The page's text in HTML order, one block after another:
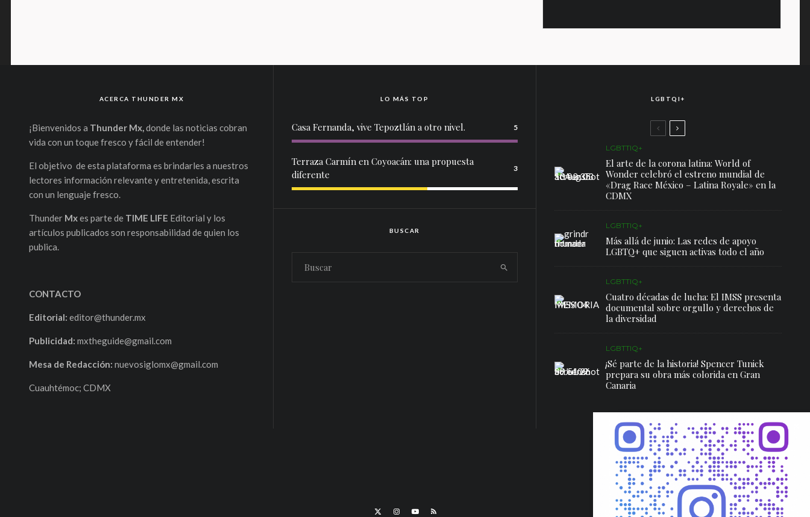
ACERCA THUNDER MX
¡Bienvenidos a Thunder Mx,donde las noticias cobran
vida con un toque fresco y fácil de entender!
El objetivo de esta plataforma es brindarles a nuestros
lectores información relevante y entretenida, escrita
con un lenguaje fresco.
ThunderMxes parte de TIME LIFE Editorial y los
artículos publicados son responsabilidad de quien los
publica.
CONTACTO
Editorial: editor@thunder.mx
Publicidad: mxtheguide@gmail.com
Mesa de Redacción: nuevosiglomx@gmail.com
Cuauhtémoc; CDMX
LO MÁS TOP
Casa Fernanda, vive Tepoztlán a otro nivel. 5
Terraza Carmín en Coyoacán: una propuesta
diferente
3
BUSCAR
LGBTQI+
LGBTTIQ+
El arte de la corona latina: World of
Wonder celebró el estreno mundial de
«Drag Race México – Latina Royale» en la
CDMX
LGBTTIQ+
Más allá de junio: Las redes de apoyo
LGBTQ+ que siguen activas todo el año
LGBTTIQ+
Cuatro décadas de lucha: El IMSS presenta
documental sobre orgullo y derechos de
la diversidad
LGBTTIQ+
¡Sé parte de la historia! Spencer Tunick
prepara su obra más colorida en Gran
Canaria